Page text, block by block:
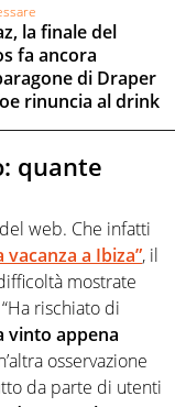
la finale del
fa ancora
di Draper
rinuncia al drink
quante
web. Che infatti
vacanza a Ibiza”, il
mostrate
rischiato di
vinto appena
osservazione
da parte di utenti